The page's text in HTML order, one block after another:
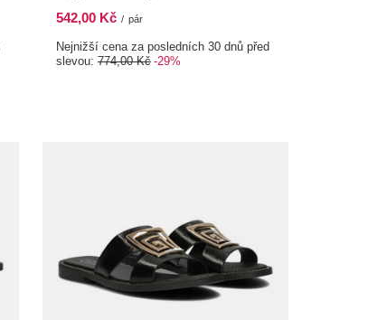
542,00 Kč / pár
Nejnižší cena za posledních 30 dnů před
slevou: 774,00 Kč -29%